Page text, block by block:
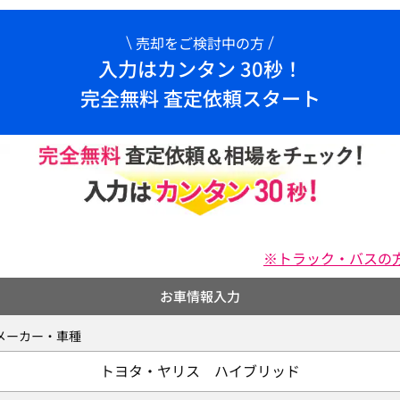
売却をご検討中の方
入力はカンタン 30秒！
完全無料 査定依頼スタート
※トラック・バスの
お車情報入力
ーカー・車種
トヨタ・ヤリス ハイブリッド